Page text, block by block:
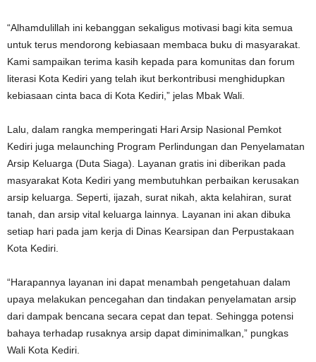
“Alhamdulillah ini kebanggan sekaligus motivasi bagi kita semua
untuk terus mendorong kebiasaan membaca buku di masyarakat.
Kami sampaikan terima kasih kepada para komunitas dan forum
literasi Kota Kediri yang telah ikut berkontribusi menghidupkan
kebiasaan cinta baca di Kota Kediri,” jelas Mbak Wali.
Lalu, dalam rangka memperingati Hari Arsip Nasional Pemkot
Kediri juga melaunching Program Perlindungan dan Penyelamatan
Arsip Keluarga (Duta Siaga). Layanan gratis ini diberikan pada
masyarakat Kota Kediri yang membutuhkan perbaikan kerusakan
arsip keluarga. Seperti, ijazah, surat nikah, akta kelahiran, surat
tanah, dan arsip vital keluarga lainnya. Layanan ini akan dibuka
setiap hari pada jam kerja di Dinas Kearsipan dan Perpustakaan
Kota Kediri.
“Harapannya layanan ini dapat menambah pengetahuan dalam
upaya melakukan pencegahan dan tindakan penyelamatan arsip
dari dampak bencana secara cepat dan tepat. Sehingga potensi
bahaya terhadap rusaknya arsip dapat diminimalkan,” pungkas
Wali Kota Kediri.